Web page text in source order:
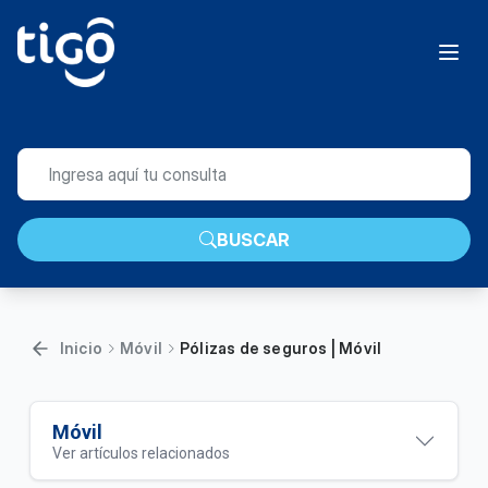
BUSCAR
Inicio Móvil Pólizas de seguros | Móvil
Móvil
Ver artículos relacionados